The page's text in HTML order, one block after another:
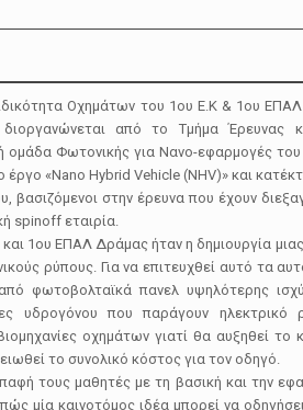
Οχημάτων του 1ου Ε.Κ & 1ου
από το Τμήμα Έρευνας
ομάδα Φωτονικής για Νανο-εφαρμογές
έργο «Nano Hybrid Vehicle (NHV)» και
βασιζόμενοι στην έρευνα που έχουν
spinoff εταιρία.
1ου ΕΠΑΛ Δράμας ήταν η δημιουργία μιας
ρύπους. Για να επιτευχθεί αυτό τα
φωτοβολταϊκά πανελ υψηλότερης
υδρογόνου που παράγουν ηλεκτρικό
οχημάτων γιατί θα αυξηθεί
το συνολικό κόστος για τον οδηγό.
τους μαθητές με τη βασική και την
μία καινοτόμος ιδέα μπορεί να